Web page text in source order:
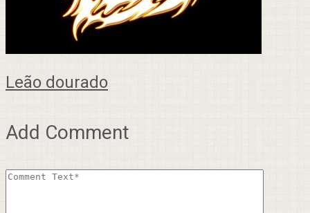
Leão dourado
Add Comment